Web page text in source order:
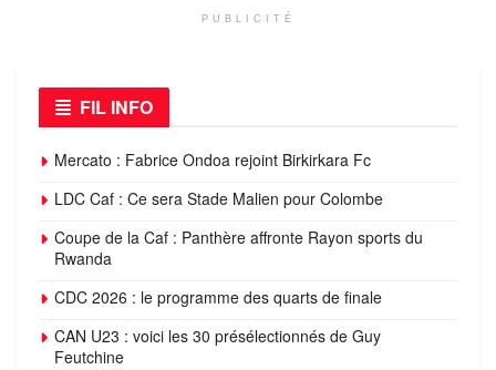
PUBLICITÉ
FIL INFO
Mercato : Fabrice Ondoa rejoint Birkirkara Fc
LDC Caf : Ce sera Stade Malien pour Colombe
Coupe de la Caf : Panthère affronte Rayon sports du
Rwanda
CDC 2026 : le programme des quarts de finale
CAN U23 : voici les 30 présélectionnés de Guy
Feutchine